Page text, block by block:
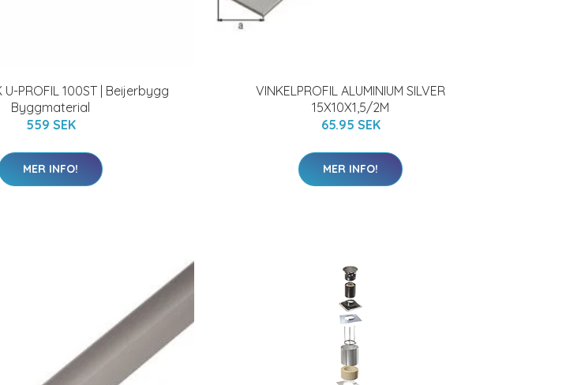
U-PROFIL 100ST | Beijerbygg
Byggmaterial
559 SEK
MER INFO!
VINKELPROFIL ALUMINIUM SILVER
15X10X1,5/2M
65.95 SEK
MER INFO!